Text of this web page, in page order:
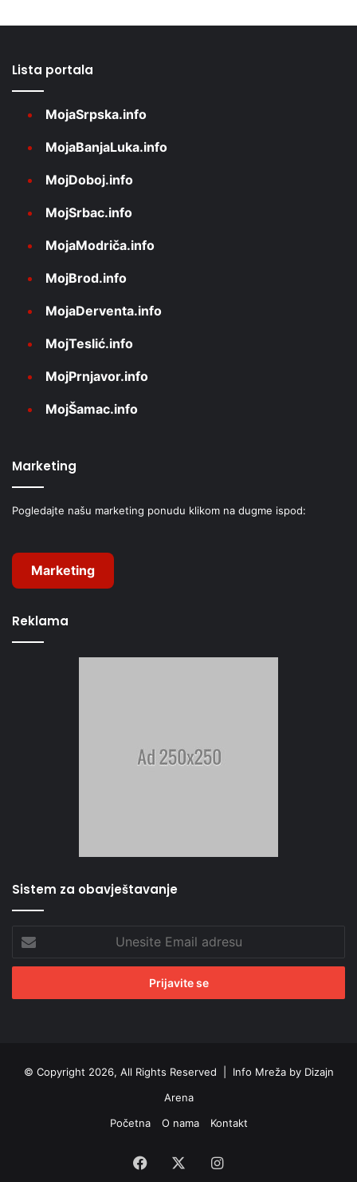
Lista portala
MojaSrpska.info
MojaBanjaLuka.info
MojDoboj.info
MojSrbac.info
MojaModriča.info
MojBrod.info
MojaDerventa.info
MojTeslić.info
MojPrnjavor.info
MojŠamac.info
Marketing
Pogledajte našu marketing ponudu klikom na dugme ispod:
Marketing
Reklama
Sistem za obavještavanje
Email
adresu
© Copyright 2026, All Rights Reserved | Info Mreža by Dizajn
Arena
Početna
O nama Kontakt
Facebook Instagram